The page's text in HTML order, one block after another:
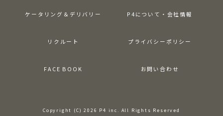
ケータリング＆デリバリー P4について・会社情報
リクルート プライバシーポリシー
FACE BOOK お問い合わせ
Copyright (C) 2026 P4 inc. All Rights Reserved